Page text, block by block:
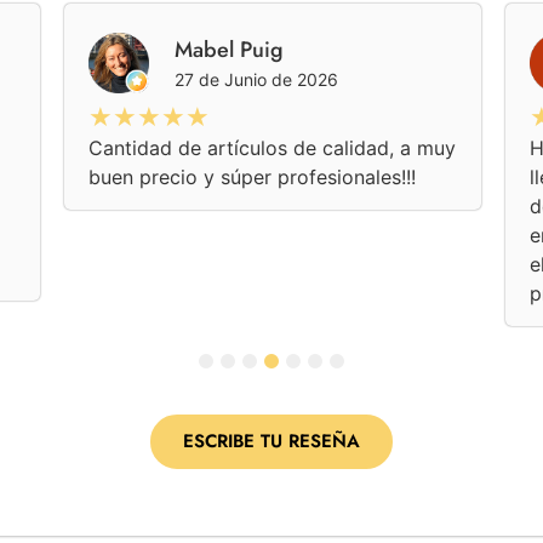
Ángeles Pérez Maíllo
23 de Junio de 2026
★★★★★
Un producto de calidad en un negocio
con amabilidad familiar.
7
ESCRIBE TU RESEÑA